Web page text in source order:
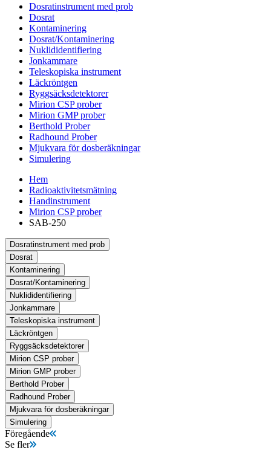
Dosratinstrument med prob
Dosrat
Kontaminering
Dosrat/Kontaminering
Nuklididentifiering
Jonkammare
Teleskopiska instrument
Läckröntgen
Ryggsäcksdetektorer
Mirion CSP prober
Mirion GMP prober
Berthold Prober
Radhound Prober
Mjukvara för dosberäkningar
Simulering
Hem
Radioaktivitetsmätning
Handinstrument
Mirion CSP prober
SAB-250
Dosratinstrument med prob
Dosrat
Kontaminering
Dosrat/Kontaminering
Nuklididentifiering
Jonkammare
Teleskopiska instrument
Läckröntgen
Ryggsäcksdetektorer
Mirion CSP prober
Mirion GMP prober
Berthold Prober
Radhound Prober
Mjukvara för dosberäkningar
Simulering
Föregående
Se fler